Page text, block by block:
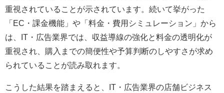
重視されていることが示されています。続いて挙がった
「EC・課金機能」や「料金・費用シミュレーション」から
は、IT・広告業界では、収益導線の強化と料金の透明化が
重視され、購入までの簡便性や予算判断のしやすさが求め
られていることが読み取れます。
こうした結果を踏まえると、IT・広告業界の店舗ビジネス